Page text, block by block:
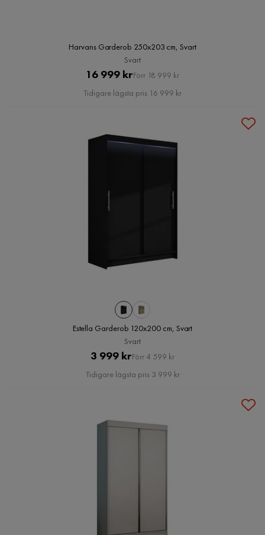
Harvans Garderob 250x203 cm, Svart
Svart
Pris
16 999 krOriginal
Pris
Förr 18 999 kr
Tidigare lägsta pris 16 999 kr
Estella Garderob 120x200 cm, Svart
Svart
Pris
3 999 krOriginal
Pris
Förr 4 599 kr
Tidigare lägsta pris 3 999 kr